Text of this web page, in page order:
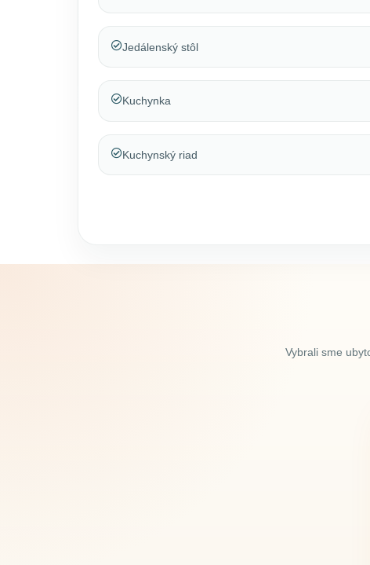
Jedálenský stôl
Kuchynka
Kuchynský riad
Vybrali sme